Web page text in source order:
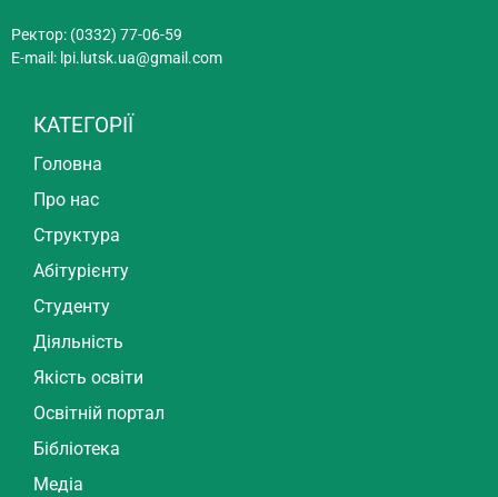
Ректор: (0332) 77-06-59
E-mail: lpi.lutsk.ua@gmail.com
КАТЕГОРІЇ
Головна
Про нас
Структура
Абітурієнту
Студенту
Діяльність
Якість освіти
Освітній портал
Бібліотека
Медіа